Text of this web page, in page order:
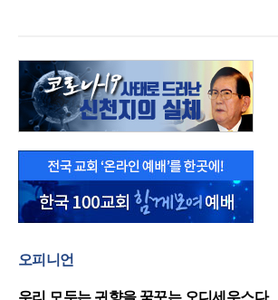
오피니언